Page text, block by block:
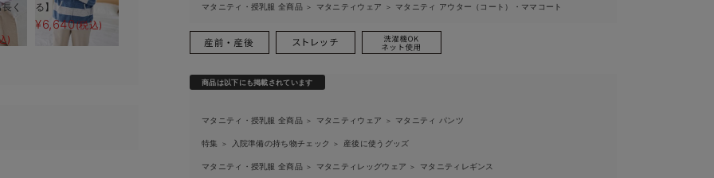
く
)
る】
¥6,640(税込)
マタニティ・授乳服 全商品 ＞ マタニティウェア ＞ マタニティ アウター（コート）・ママコート
商品は以下にも掲載されています
マタニティ・授乳服 全商品 ＞ マタニティウェア ＞ マタニティ パンツ
特集 ＞ 入院準備の持ち物チェック ＞ 産後に使うグッズ
マタニティ・授乳服 全商品 ＞ マタニティレッグウェア ＞ マタニティレギンス
える】
けない綿